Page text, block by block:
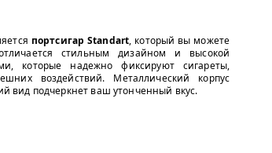
портсигар Standart, который вы можете
стильным дизайном и высокой
которые надежно фиксируют сигареты,
воздействий. Металлический корпус
вид подчеркнет ваш утонченный вкус.